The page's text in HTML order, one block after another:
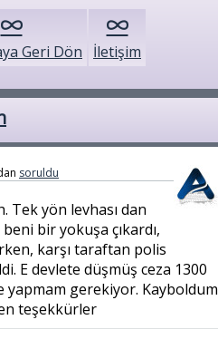
Geri Dön İletişim
soruldu
Tek yön levhası dan
bir yokuşa çıkardı,
karşı taraftan polis
E devlete düşmüş ceza 1300
gerekiyor. Kayboldum
teşekkürler